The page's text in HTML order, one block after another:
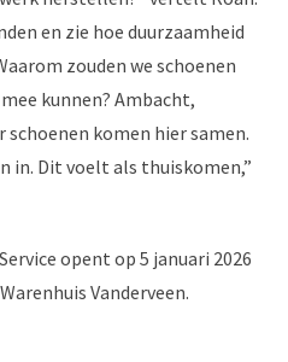
en zie hoe duurzaamheid
zouden we schoenen
kunnen? Ambacht,
komen hier samen.
in. Dit voelt als thuiskomen,”
opent op 5 januari 2026
Vanderveen.